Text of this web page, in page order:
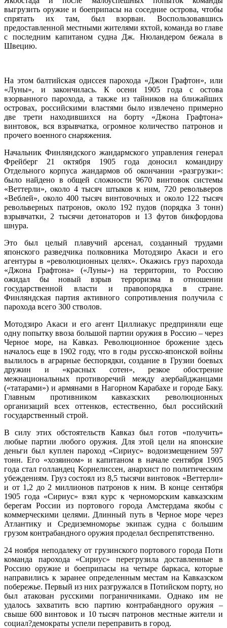
выгрузить оружие и боеприпасы на соседние острова, чтобы
спрятать их там, был взорван. Воспользовавшись
предоставленной местными жителями яхтой, команда во главе
с последним капитаном судна Дж. Нюландером бежала в
Швецию.
На этом балтийская одиссея парохода «Джон Графтон», или
«Луны», и закончилась. К осени 1905 года с остова
взорванного парохода, а также из тайников на ближайших
островах, российскими властями было извлечено примерно
две трети находившихся на борту «Джона Графтона»
винтовок, вся взрывчатка, огромное количество патронов и
прочего военного снаряжения.
Начальник Финляндского жандармского управления генерал
Фрейберг 21 октября 1905 года доносил командиру
Отдельного корпуса жандармов об окончании «разгрузки»:
было найдено в общей сложности 9670 винтовок системы
«Веттерли», около 4 тысяч штыков к ним, 720 револьверов
«Веблей», около 400 тысяч винтовочных и около 122 тысяч
револьверных патронов, около 192 пудов (порядка 3 тонн)
взрывчатки, 2 тысячи детонаторов и 13 футов бикфордова
шнура.
Это был целый плавучий арсенал, созданный трудами
японского разведчика полковника Мотодзиро Акаси и его
агентуры в «революционных целях». Окажись груз парохода
«Джона Графтона» («Луны») на территории, то Россию
ожидал бы новый взрыв терроризма в отношении
государственной власти и правопорядка в стране.
Финляндская партия активного сопротивления получила с
парохода всего 300 стволов.
Мотодзиро Акаси и его агент Циллиакус предприняли еще
одну попытку ввоза большой партии оружия в Россию – через
Черное море, на Кавказ. Революционное брожение здесь
началось еще в 1902 году, что в годы русско-японской войны
вылилось в аграрные беспорядки, создание в Грузии боевых
дружин и «красных сотен», резкое обострение
межнациональных противоречий между азербайджанцами
(«татарами») и армянами в Нагорном Карабахе и городе Баку.
Главным противником кавказских революционных
организаций всех оттенков, естественно, был российский
государственный строй.
В силу этих обстоятельств Кавказ был готов «получить»
любые партии любого оружия. Для этой цели на японские
деньги был куплен пароход «Сириус» водоизмещением 597
тонн. Его «хозяином» и капитаном в начале сентября 1905
года стал голландец Корнелиссен, анархист по политическим
убеждениям. Груз состоял из 8,5 тысячи винтовок «Веттерли»
и от 1,2 до 2 миллионов патронов к ним. В конце сентября
1905 года «Сириус» взял курс к черноморским кавказским
берегам России из портового города Амстердама якобы с
коммерческими целями. Длинный путь в Черное море через
Атлантику и Средиземноморье экипаж судна с большим
грузом контрабандного оружия проделал беспрепятственно.
24 ноября неподалеку от грузинского портового города Поти
команда парохода «Сириус» перегрузила доставленные в
Россию оружие и боеприпасы на четыре баркаса, которые
направились к заранее определенным местам на Кавказском
побережье. Первый из них разгружался в Потийском порту, но
был атакован русскими пограничниками. Однако им не
удалось захватить всю партию контрабандного оружия –
свыше 600 винтовок и 10 тысяч патронов местные жители и
социал?демократы успели переправить в город.